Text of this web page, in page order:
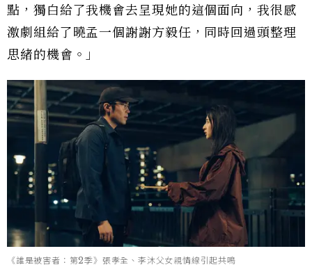
點，獨白給了我機會去呈現她的這個面向，我很感
激劇組給了曉孟一個謝謝方毅任，同時回過頭整理
思緒的機會。」
《誰是被害者：第2季》張孝全、李沐父女親情線引起共鳴